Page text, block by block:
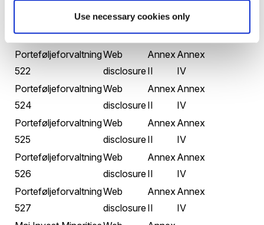
Use necessary cookies only
508
disclosureII
IV
Porteføljeforvaltning
516
Web
disclosure
Annex
II
Annex
IV
Porteføljeforvaltning
522
Web
disclosure
Annex
II
Annex
IV
Porteføljeforvaltning
524
Web
disclosure
Annex
II
Annex
IV
Porteføljeforvaltning
525
Web
disclosure
Annex
II
Annex
IV
Porteføljeforvaltning
526
Web
disclosure
Annex
II
Annex
IV
Porteføljeforvaltning
527
Web
disclosure
Annex
II
Annex
IV